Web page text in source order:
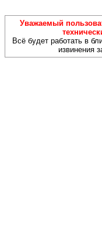
Уважаемый
Всё будет работать в
извинения